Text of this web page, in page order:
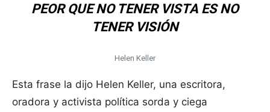
PEOR QUE NO TENER VISTA ES NO
TENER VISIÓN
Helen Keller
Esta frase la dijo Helen Keller, una escritora,
oradora y activista política sorda y ciega